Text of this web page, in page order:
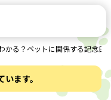
かる？ペットに関係する記念日
ます。